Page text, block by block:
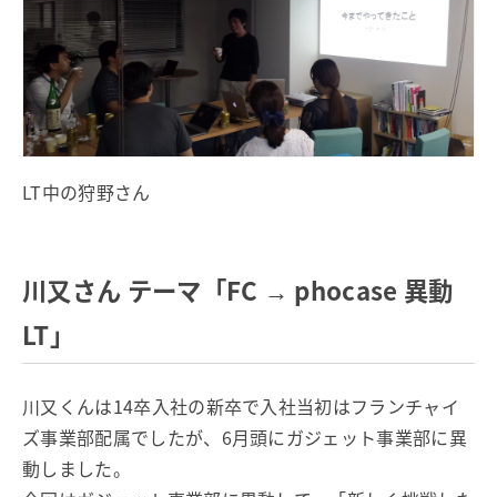
LT中の狩野さん
川又さん テーマ「FC → phocase 異動
LT」
川又くんは14卒入社の新卒で入社当初はフランチャイ
ズ事業部配属でしたが、6月頭にガジェット事業部に異
動しました。